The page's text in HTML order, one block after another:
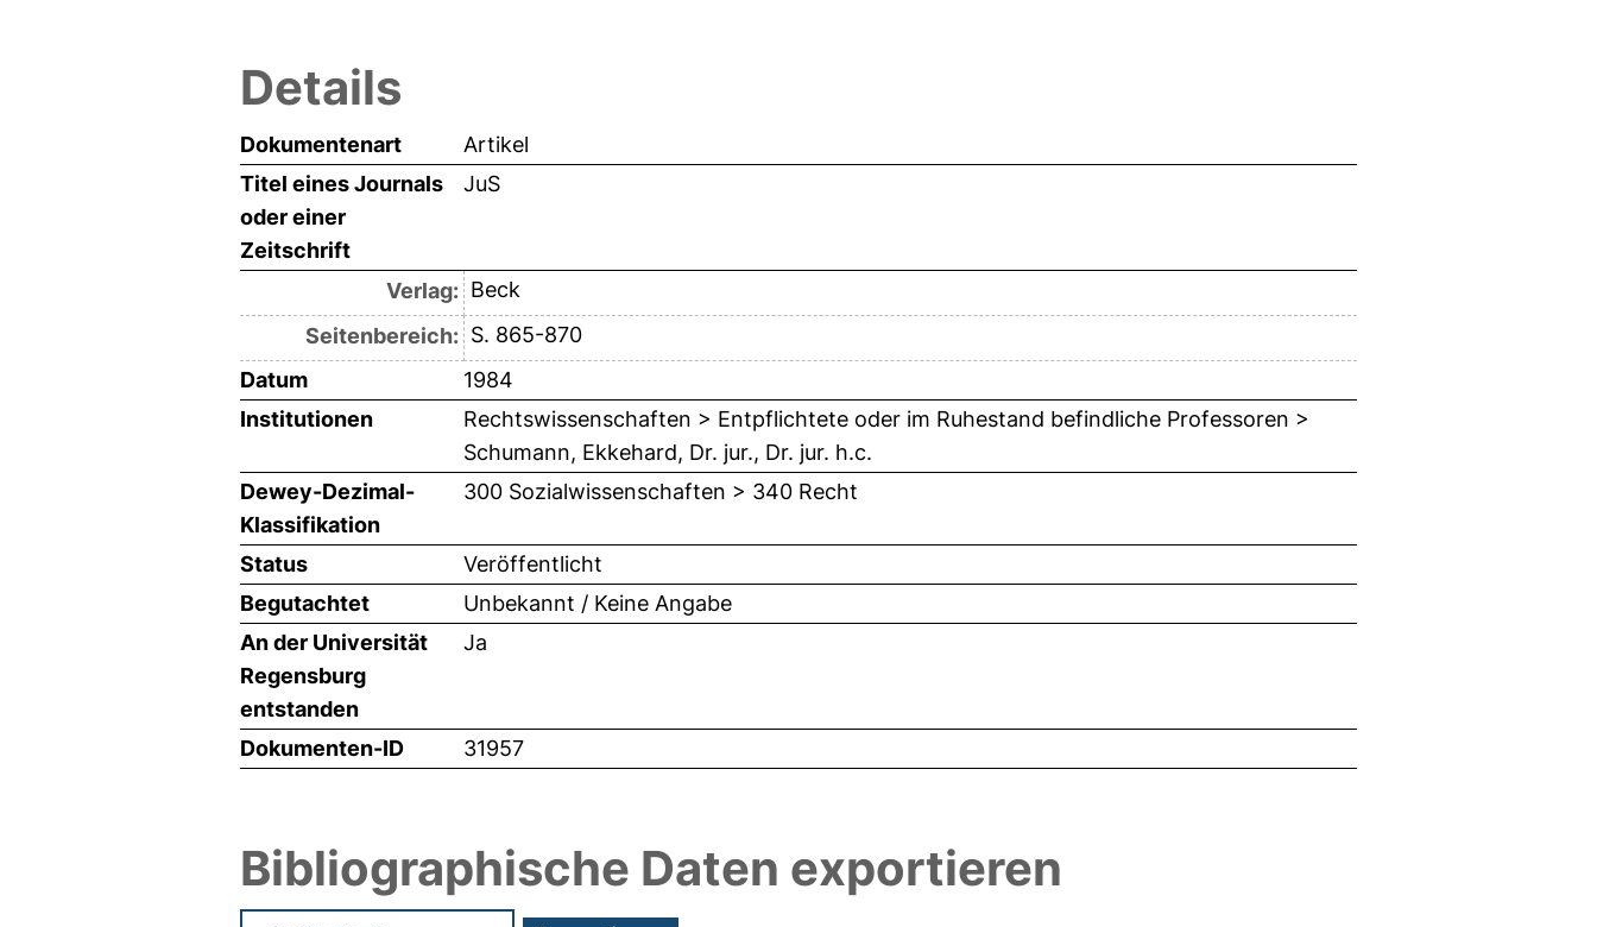
Details
Dokumentenart
Artikel
Titel eines Journals
oder einer
Zeitschrift
JuS
Verlag: Beck
Seitenbereich: S. 865-870
Datum
1984
Institutionen
Rechtswissenschaften > Entpflichtete oder im Ruhestand befindliche Professoren >
Schumann, Ekkehard, Dr. jur., Dr. jur. h.c.
Dewey-Dezimal-
Klassifikation
300 Sozialwissenschaften > 340 Recht
Status
Veröffentlicht
Begutachtet
Unbekannt / Keine Angabe
An der Universität
Regensburg
entstanden
Ja
Dokumenten-ID 31957
Bibliographische Daten exportieren